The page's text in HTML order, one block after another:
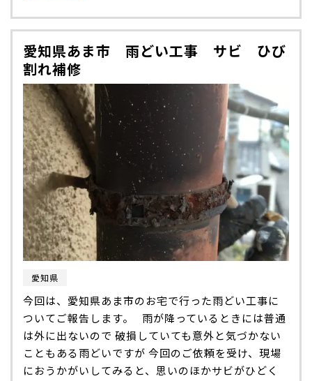
愛知県あま市 雨どい工事 サビ ひび
割れ補修
愛知県
今回は、愛知県あま市のお宅で行った雨どい工事に
ついてご報告します。 雨が降っているときには普通
は外に出ないので 破損していても意外と気づかない
こともある雨どいですが 今回のご依頼を受け、現場
におうかがいしてみると、思いのほかサビがひどく